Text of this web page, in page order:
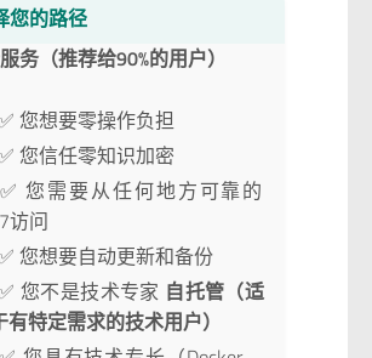
您的路径
务（推荐给90%的用户）
您想要零操作负担
您信任零知识加密
✅ 您需要从任何地方可靠的
访问
您想要自动更新和备份
您不是技术专家 自托管（适
有特定需求的技术用户）